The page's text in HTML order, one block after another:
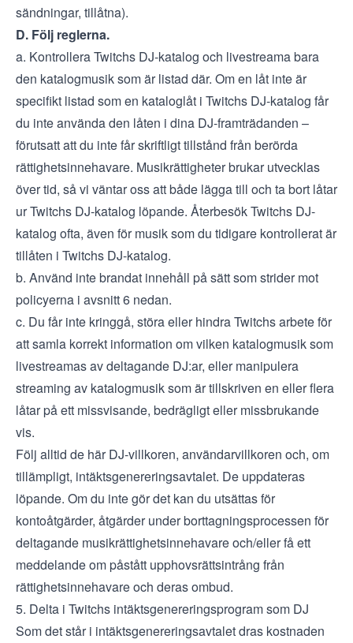
sändningar, tillåtna).
D. Följ reglerna.
a. Kontrollera Twitchs DJ-katalog och livestreama bara
den katalogmusik som är listad där. Om en låt inte är
specifikt listad som en kataloglåt i Twitchs DJ-katalog får
du inte använda den låten i dina DJ-framträdanden –
förutsatt att du inte får skriftligt tillstånd från berörda
rättighetsinnehavare. Musikrättigheter brukar utvecklas
över tid, så vi väntar oss att både lägga till och ta bort låtar
ur Twitchs DJ-katalog löpande. Återbesök Twitchs DJ-
katalog ofta, även för musik som du tidigare kontrollerat är
tillåten i Twitchs DJ-katalog.
b. Använd inte brandat innehåll på sätt som strider mot
policyerna i avsnitt 6 nedan.
c. Du får inte kringgå, störa eller hindra Twitchs arbete för
att samla korrekt information om vilken katalogmusik som
livestreamas av deltagande DJ:ar, eller manipulera
streaming av katalogmusik som är tillskriven en eller flera
låtar på ett missvisande, bedrägligt eller missbrukande
vis.
Följ alltid de här DJ-villkoren, användarvillkoren och, om
tillämpligt, intäktsgenereringsavtalet. De uppdateras
löpande. Om du inte gör det kan du utsättas för
kontoåtgärder, åtgärder underborttagningsprocessen för
deltagande musikrättighetsinnehavareoch/eller få ett
meddelande om påstått upphovsrättsintrång från
rättighetsinnehavare och deras ombud.
5. Delta i Twitchs intäktsgenereringsprogram som DJ
Som det står i intäktsgenereringsavtalet dras kostnaden